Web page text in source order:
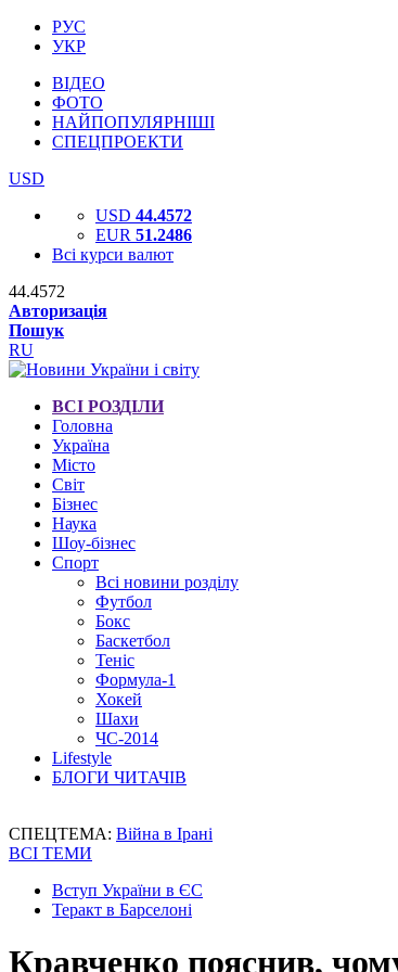
РУС
УКР
ВІДЕО
ФОТО
НАЙПОПУЛЯРНІШІ
СПЕЦПРОЕКТИ
USD
USD 44.4572
EUR 51.2486
Всі курси валют
44.4572
Авторизація
Пошук
RU
ВСІ РОЗДІЛИ
Головна
Україна
Місто
Світ
Бізнес
Наука
Шоу-бізнес
Спорт
Всі новини розділу
Футбол
Бокс
Баскетбол
Теніс
Формула-1
Хокей
Шахи
ЧС-2014
Lifestyle
БЛОГИ ЧИТАЧІВ
СПЕЦТЕМА: Війна в Ірані
ВСІ ТЕМИ
Вступ України в ЄС
Теракт в Барселоні
Кравченко пояснив,